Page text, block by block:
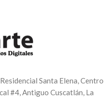
Santa Elena, Centro
#4, Antiguo Cuscatlán, La